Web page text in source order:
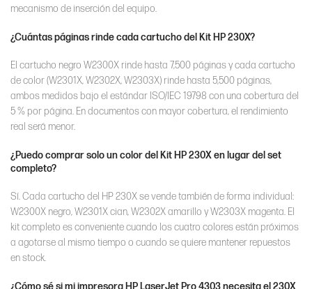
mecanismo de inserción del equipo.
¿Cuántas páginas rinde cada cartucho del Kit HP 230X?
El cartucho negro W2300X rinde hasta 7,500 páginas y cada cartucho
de color (W2301X, W2302X, W2303X) rinde hasta 5,500 páginas,
ambos medidos bajo el estándar ISO/IEC 19798 con una cobertura del
5 % por página. En documentos con mayor cobertura, el rendimiento
real será menor.
¿Puedo comprar solo un color del Kit HP 230X en lugar del set
completo?
Sí. Cada cartucho del HP 230X se vende también de forma individual:
W2300X negro, W2301X cian, W2302X amarillo y W2303X magenta. El
kit completo es conveniente cuando los cuatro colores están próximos
a agotarse al mismo tiempo o cuando se quiere mantener repuestos
en stock.
¿Cómo sé si mi impresora HP LaserJet Pro 4303 necesita el 230X